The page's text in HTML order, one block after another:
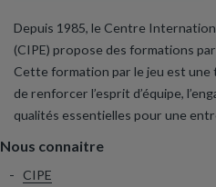
Depuis 1985, le Centre
(CIPE) propose des formations
Cette formation par le jeu est
de renforcer l’esprit d’équipe,
qualités essentielles pour une
Nous connaitre
CIPE